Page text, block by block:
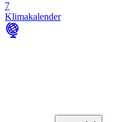
7
Klimakalender